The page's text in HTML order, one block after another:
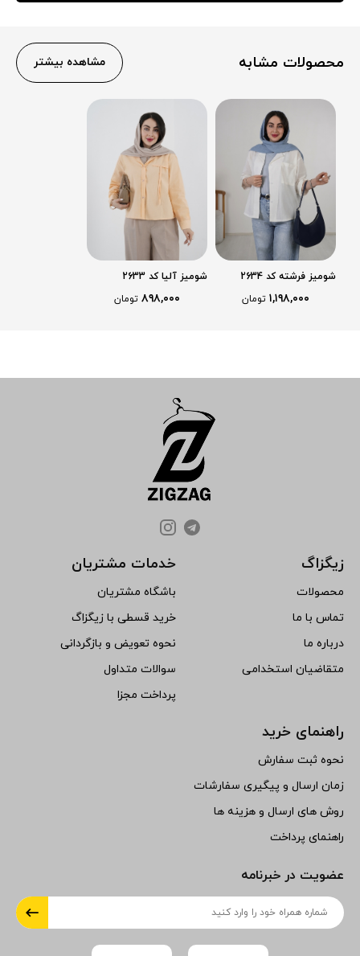
محصولات مشابه مشاهده بیشتر
شومیز فرشته کد 2634
۱,۱۹۸,۰۰۰ تومان
شومیز آلیا کد 2633
۸۹۸,۰۰۰ تومان
زیگزاگ
محصولات
تماس با ما
درباره ما
متقاضیان استخدامی
خدمات مشتریان
باشگاه مشتریان
خرید قسطی با زیگزاگ
نحوه تعویض و بازگردانی
سوالات متداول
پرداخت مجزا
راهنمای خرید
نحوه ثبت سفارش
زمان ارسال و پیگیری سفارشات
روش های ارسال و هزینه ها
راهنمای پرداخت
عضویت در خبرنامه